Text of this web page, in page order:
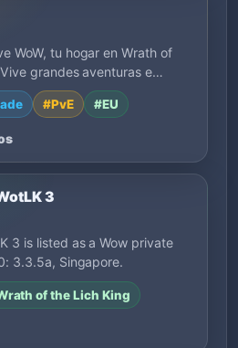
WoW, tu hogar en Wrath of
grandes aventuras e…
#PvE #EU
3
3 is listed as a Wow private
3.3.5a, Singapore.
of the Lich King